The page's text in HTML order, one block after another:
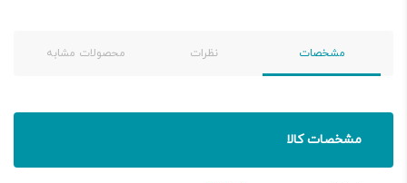
مشخصات نظرات محصولات مشابه
مشخصات کالا